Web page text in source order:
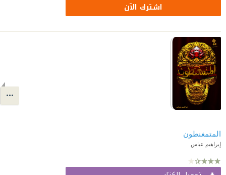
اشترك الآن
المتمغنطون
إبراهيم عباس